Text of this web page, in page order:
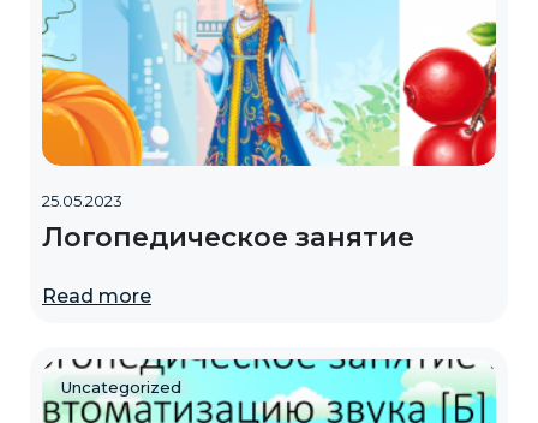
25.05.2023
Логопедическое занятие
Read more
Uncategorized